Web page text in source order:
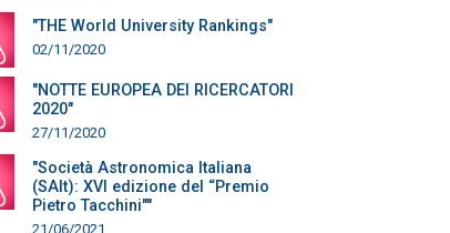
"THE World University Rankings"
02/11/2020
"NOTTE EUROPEA DEI RICERCATORI
2020"
27/11/2020
"Società Astronomica Italiana
(SAIt): XVI edizione del “Premio
Pietro Tacchini""
21/06/2021